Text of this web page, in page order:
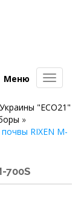
Меню
"ECO21"
»
RIXEN M-
700S